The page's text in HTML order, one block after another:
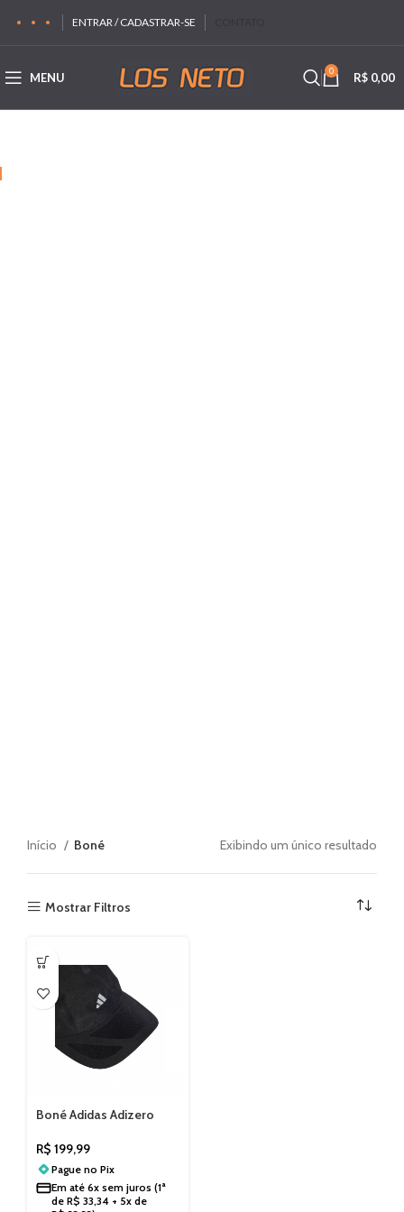
ENTRAR / CADASTRAR-SE
MENU 0 R$ 0,00
Início Boné Exibindo um único resultado
Mostrar Filtros
Boné Adidas Adizero
R$ 199,99
Pague no Pix
Em até 6x sem juros (1ª
de R$ 33,34 + 5x de